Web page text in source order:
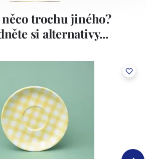
něco trochu jiného?
si alternativy...